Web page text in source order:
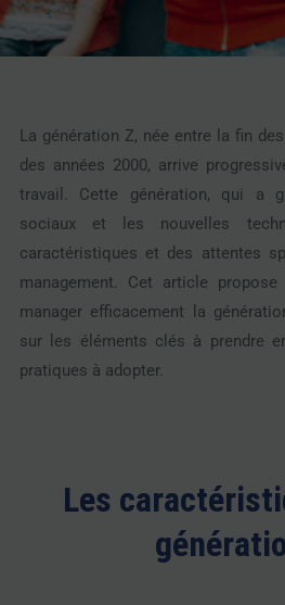
La génération Z, née entre la fin
des années 2000, arrive
travail. Cette génération, qui a
sociaux et les nouvelles
caractéristiques et des attentes
management. Cet article
manager efficacement la
sur les éléments clés à prendre
pratiques à adopter.
Les